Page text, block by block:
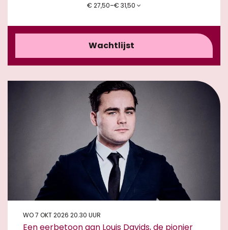
€ 27,50–€ 31,50
Wachtlijst
Een eerbetoon aan Louis Davids, de pionier
WO 7 OKT 2026 20.30 UUR